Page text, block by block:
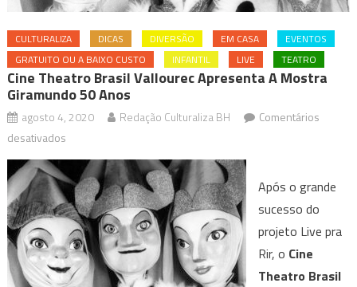
CULTURALIZA DICAS DIVERSÃO EM CASA
EVENTOS
GRATUITO OU A BAIXO CUSTO
INFANTIL LIVE TEATRO
Cine Theatro Brasil Vallourec Apresenta A Mostra
Giramundo 50 Anos
agosto 4, 2020 Redação Culturaliza BH
Comentários
desativadosem
Cine
Theatro
Brasil
Vallourec
apresenta
A
Mostra
Após o grande
sucesso do
projeto Live pra
Rir, o Cine
Theatro Brasil